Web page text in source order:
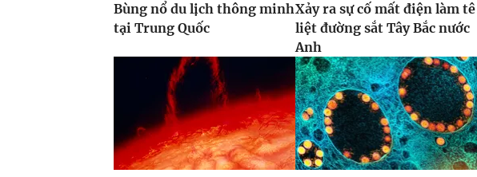
Bùng nổ du lịch thông minh
tại Trung Quốc
Xảy ra sự cố mất điện làm tê
liệt đường sắt Tây Bắc nước
Anh